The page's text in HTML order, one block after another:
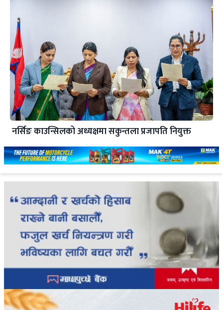
नर्सिङ काउन्सिलको अध्यक्षमा सकुन्तला प्रजापति नियुक्त